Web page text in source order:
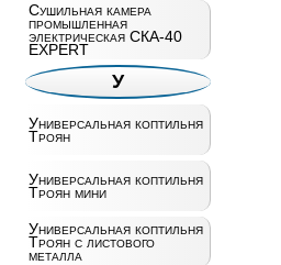
Сушильная камера
промышленная
электрическая СКА-40
EXPERT
У
Универсальная коптильня
Троян
Универсальная коптильня
Троян мини
Универсальная коптильня
Троян с листового
металла